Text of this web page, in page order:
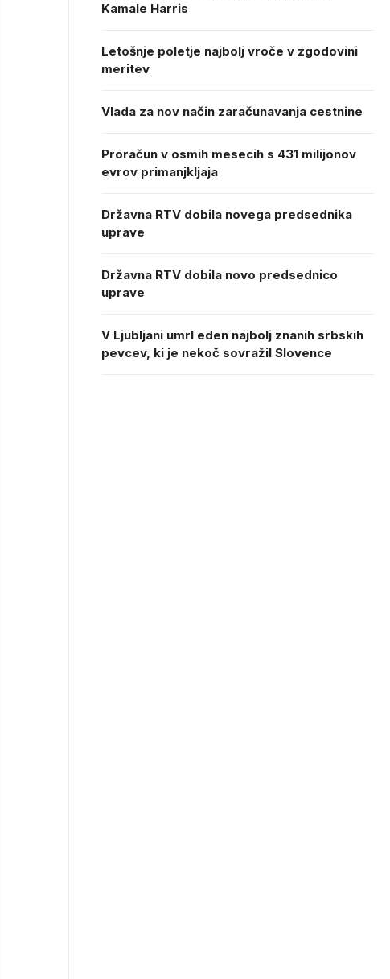
Kamale Harris
Letošnje poletje najbolj vroče v zgodovini
meritev
Vlada za nov način zaračunavanja cestnine
Proračun v osmih mesecih s 431 milijonov
evrov primanjkljaja
Državna RTV dobila novega predsednika
uprave
Državna RTV dobila novo predsednico
uprave
V Ljubljani umrl eden najbolj znanih srbskih
pevcev, ki je nekoč sovražil Slovence